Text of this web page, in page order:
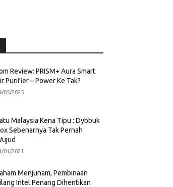
Review: PRISM+ Aura Smart
Purifier – Power Ke Tak?
05/2025
Malaysia Kena Tipu : Dybbuk
Sebenarnya Tak Pernah
01/2021
Menjunam, Pembinaan
Intel Penang Dihentikan